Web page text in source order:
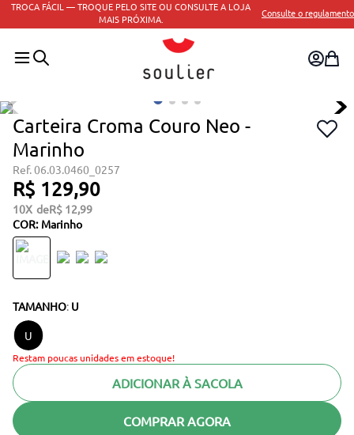
TROCA FÁCIL — TROQUE PELO SITE OU CONSULTE A LOJA
MAIS PRÓXIMA.
Consulte o regulamento
Carteira Croma Couro Neo -
Marinho
06.03.0460_0257
R$ 129,90
10 R$ 12,99
COR: Marinho
TAMANHO: U
U
Restam poucas unidades em estoque!
ADICIONAR À SACOLA
COMPRAR AGORA